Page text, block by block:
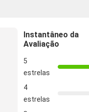
Instantâneo da
Avaliação
5
estrelas
4
estrelas